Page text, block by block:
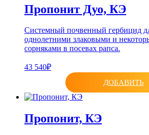
Пропонит Дуо, КЭ
Системный почвенный гербицид
однолетними злаковыми и
сорняками в посевах рапса.
43 540₽
ДОБАВИТЬ
Пропонит, КЭ